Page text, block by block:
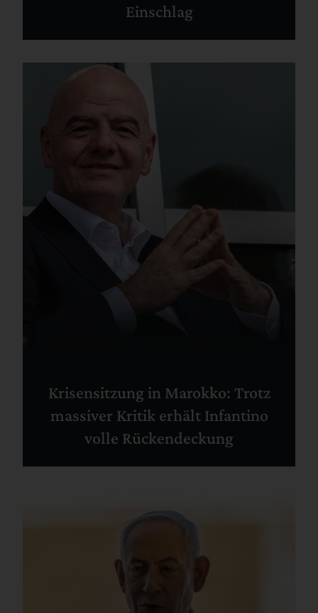
Einschlag
Krisensitzung in Marokko: Trotz
massiver Kritik erhält Infantino
volle Rückendeckung